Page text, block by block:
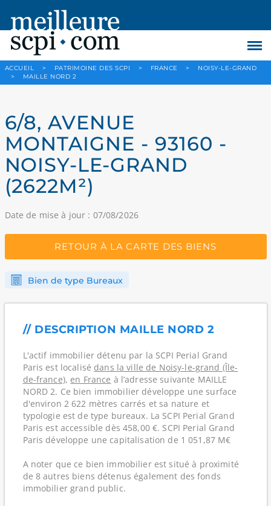
ACCUEIL > PATRIMOINE DES SCPI > FRANCE >
NOISY-LE-GRAND
>
MAILLE NORD 2
6/8, AVENUE
MONTAIGNE - 93160 -
NOISY-LE-GRAND
(2622M²)
Date de mise à jour : 07/08/2026
RETOUR À LA CARTE DES BIENS
Bien de type Bureaux
// DESCRIPTION MAILLE NORD 2
L'actif immobilier détenu par la SCPI Perial Grand
Paris est localisé dans la ville de Noisy-le-grand (Île-
de-france), en France à l’adresse suivante MAILLE
NORD 2. Ce bien immobilier développe une surface
d'environ 2 622 mètres carrés et sa nature et
typologie est de type bureaux. La SCPI Perial Grand
Paris est accessible dès 458,00 €. SCPI Perial Grand
Paris développe une capitalisation de 1 051,87 M€
A noter que ce bien immobilier est situé à proximité
de 8 autres biens détenus également des fonds
immobilier grand public.